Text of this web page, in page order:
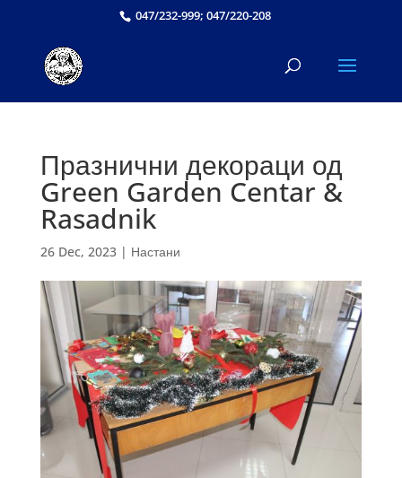
047/232-999; 047/220-208
Празнични декораци од
Green Garden Centar &
Rasadnik
26 Dec, 2023| Настани